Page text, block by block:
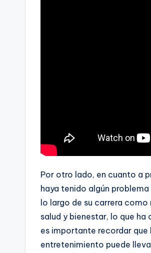
Por otro lado, en cuanto a
haya tenido algún
lo largo de su carrera
salud y bienestar, lo que
es importante recordar que
entretenimiento puede